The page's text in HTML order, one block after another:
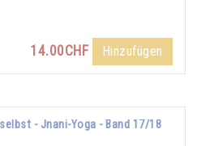
14.00CHF Hinzufügen
- Jnani-Yoga - Band 17/18